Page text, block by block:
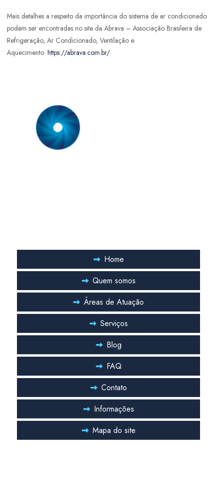
Mais detalhes a respeito da importância do sistema de ar condicionado
podem ser encontradas no site da Abrava – Associação Brasileira de
Refrigeração, Ar Condicionado, Ventilação e
Aquecimento: https://abrava.com.br/
Home
Quem somos
Áreas de Atuação
Serviços
Blog
FAQ
Contato
Informações
Mapa do site